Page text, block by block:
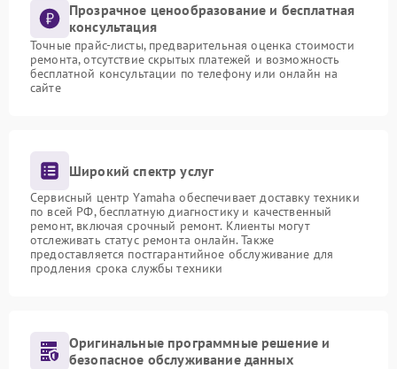
Прозрачное ценообразование и бесплатная
консультация
Точные прайс-листы, предварительная оценка стоимости
ремонта, отсутствие скрытых платежей и возможность
бесплатной консультации по телефону или онлайн на
сайте
Широкий спектр услуг
Сервисный центр Yamaha обеспечивает доставку техники
по всей РФ, бесплатную диагностику и качественный
ремонт, включая срочный ремонт. Клиенты могут
отслеживать статус ремонта онлайн. Также
предоставляется постгарантийное обслуживание для
продления срока службы техники
Оригинальные программные решение и
безопасное обслуживание данных